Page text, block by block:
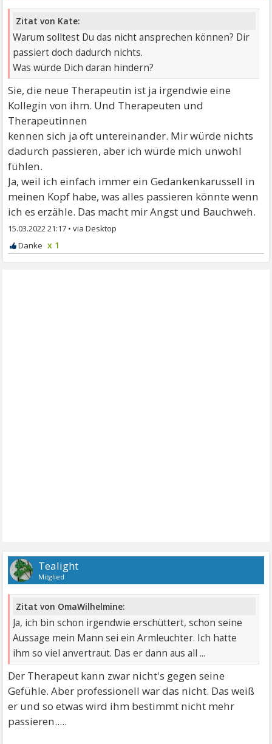
Zitat von Kate:
Warum solltest Du das nicht ansprechen können? Dir
passiert doch dadurch nichts.
Was würde Dich daran hindern?
Sie, die neue Therapeutin ist ja irgendwie eine
Kollegin von ihm. Und Therapeuten und
Therapeutinnen
kennen sich ja oft untereinander. Mir würde nichts
dadurch passieren, aber ich würde mich unwohl
fühlen.
Ja, weil ich einfach immer ein Gedankenkarussell in
meinen Kopf habe, was alles passieren könnte wenn
ich es erzähle. Das macht mir Angst und Bauchweh.
15.03.2022 21:17 •
x 1
Tealight
Mitglied
Zitat von OmaWilhelmine:
Ja, ich bin schon irgendwie erschüttert, schon seine
Aussage mein Mann sei ein Armleuchter. Ich hatte
ihm so viel anvertraut. Das er dann aus all ...
Der Therapeut kann zwar nicht's gegen seine
Gefühle. Aber professionell war das nicht. Das weiß
er und so etwas wird ihm bestimmt nicht mehr
passieren.....